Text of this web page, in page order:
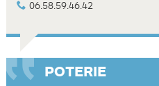
06.58.59.46.42
POTERIE